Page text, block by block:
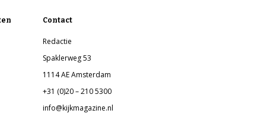
Contact
Redactie
Spaklerweg 53
1114 AE Amsterdam
+31 (0)20 – 210 5300
info@kijkmagazine.nl